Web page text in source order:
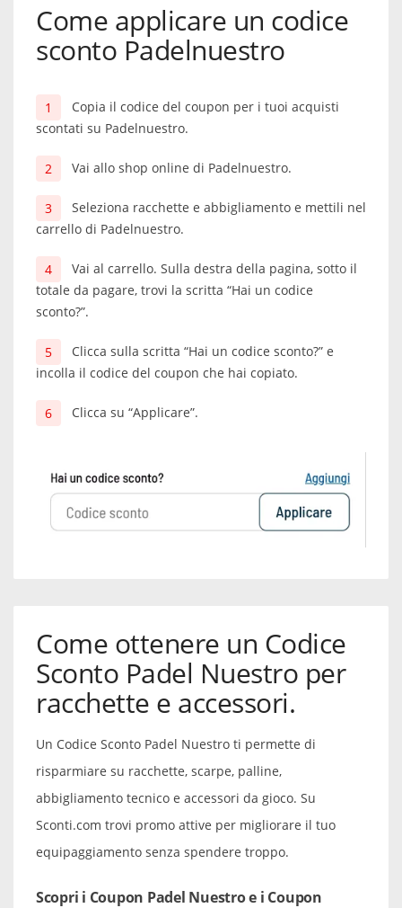
Come applicare un codice
sconto Padelnuestro
Copia il codice del coupon per i tuoi acquisti
scontati su Padelnuestro.
Vai allo shop online di Padelnuestro.
Seleziona racchette e abbigliamento e mettili nel
carrello di Padelnuestro.
Vai al carrello. Sulla destra della pagina, sotto il
totale da pagare, trovi la scritta “Hai un codice
sconto?”.
Clicca sulla scritta “Hai un codice sconto?” e
incolla il codice del coupon che hai copiato.
Clicca su “Applicare”.
Come ottenere un Codice
Sconto Padel Nuestro per
racchette e accessori.
Un Codice Sconto Padel Nuestro ti permette di
risparmiare su racchette, scarpe, palline,
abbigliamento tecnico e accessori da gioco. Su
Sconti.com trovi promo attive per migliorare il tuo
equipaggiamento senza spendere troppo.
Scopri i Coupon Padel Nuestro e i Coupon